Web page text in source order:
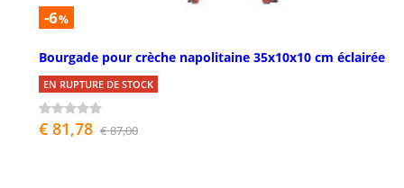
-6%
Bourgade pour crèche napolitaine 35x10x10 cm éclairée
EN RUPTURE DE STOCK
€ 81,78 € 87,00